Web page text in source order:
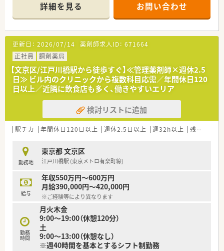
【店舗情報と応需状況について】
■西日暮里駅から徒歩5分の便利な立地にあり、毎日の通勤負担
も少なく快適に通うことができる環境です。
■皮膚科や耳鼻科や眼科を中心に応需しており、1日あたり約
100枚の処方箋に対応するやりがいのある職場です。
■常勤薬剤師6名と事務スタッフ4名が在籍しており、居宅の在
宅業務にも対応する充実した人員体制を敷いています。
【職場環境と雰囲気】
■優しくふんわりとした雰囲気の薬局であり、ノルマなどもなく
ノビノビと成長できる働きやすい社風が魅力です。
■中途入社者の多くが薬局の雰囲気の良さを入社の決め手にし
ており、人材定着率は97パーセントと高水準です。
■自動監査システムや自動混注器などの最新技術を順次導入し
【やりがい/おすすめポイント】
■医師との距離が近く顔が見える関係性を構築できるため、疑義
照会もスムーズに行えチーム医療を実感できる環境です。
■豊富なeラーニング研修が全額補助で受講可能であり、働きな
がら薬剤師としての知識を継続して身に付けられます。
■処方箋を持参すればお薬代の7割を会社が負担するサポート制
度があり、社員の健康管理も手厚くバックアップします。
詳細を見る お問い合わせ
更新日： 2026/07/14 薬剤師求人ID： 671664
正社員
調剤薬局
【文京区/江戸川橋駅から徒歩すぐ】≪管理薬剤師×週休2.5
日≫ ビル内のクリニックから複数科目応需／年間休日120
日以上／近隣に飲食店も多く、働きやすいエリア
検討リストに追加
駅チカ 年間休日120日以上 週休2.5日以上 週32h以上 残業なし(ほぼなし含む)
勤務地
東京都 文京区
江戸川橋駅 (東京メトロ有楽町線)
給与
年収550万円～600万円
月給390,000円～420,000円
※ご経験等により異なります
勤務
時間
月火木金
9:00〜19:00（休憩120分）
土
9:00〜13:00（休憩なし）
※週40時間を基本とするシフト制勤務